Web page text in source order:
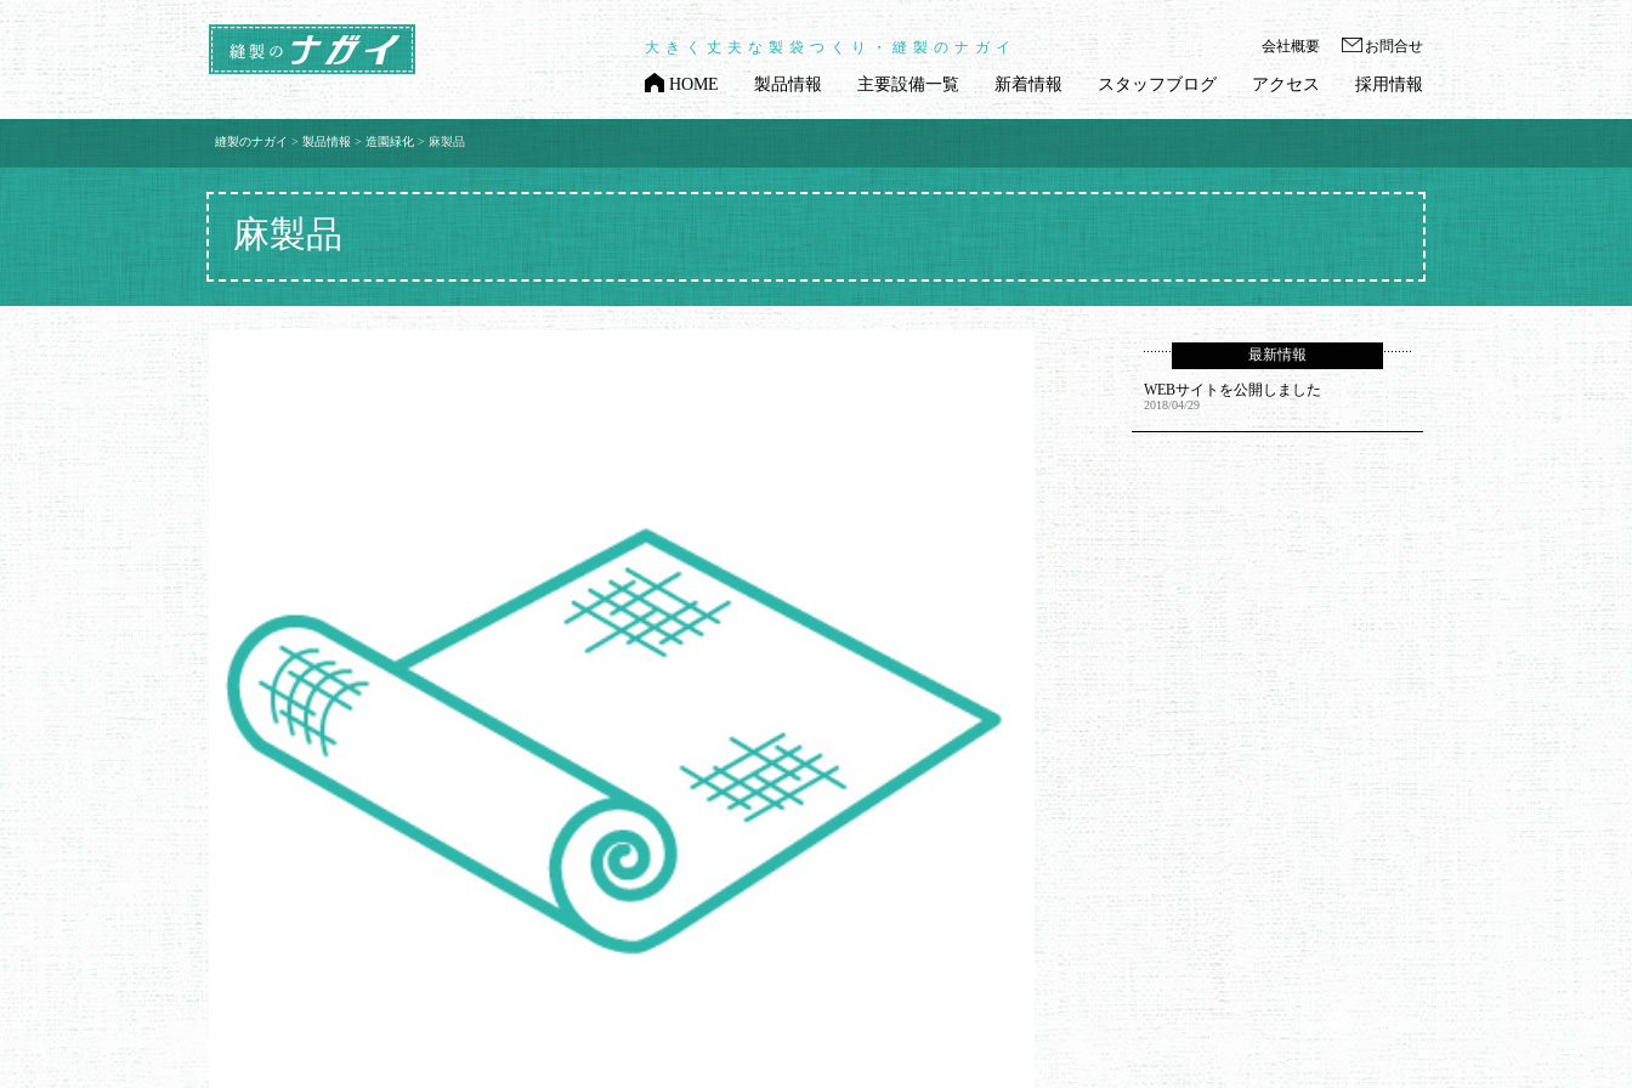
大きく丈夫な製袋つくり・縫製のナガイ 会社概要 お問合せ
HOME 製品情報 主要設備一覧 新着情報 スタッフブログ アクセス 採用情報
縫製のナガイ > 製品情報 > 造園緑化 > 麻製品
麻製品
最新情報
WEBサイトを公開しました
2018/04/29